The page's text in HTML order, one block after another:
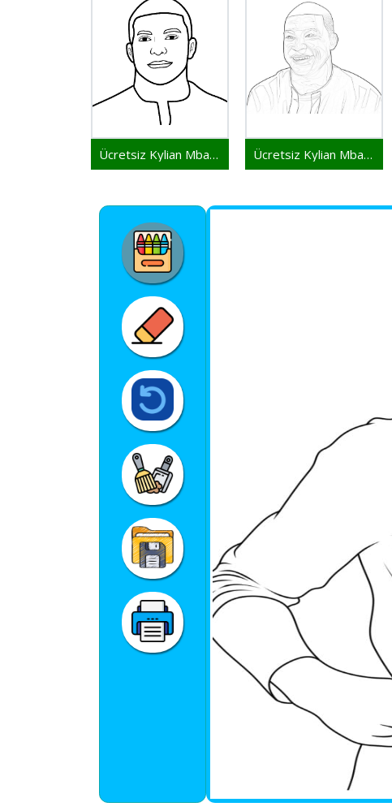
Ücretsiz Kylian Mbappe Yazdırılabilir Ücretsiz Kylian Mbappe Resim